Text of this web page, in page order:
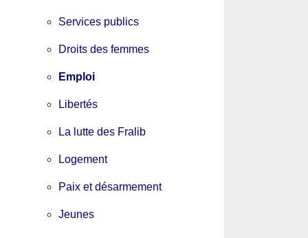
Services publics
Droits des femmes
Emploi
Libertés
La lutte des Fralib
Logement
Paix et désarmement
Jeunes